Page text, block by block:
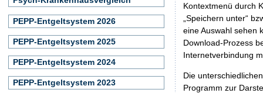
Kontextmenü durch
„Speichern unter“
eine Auswahl sehen
Download-Prozess
Internetverbindung
Die
Programm zur
PEPP-Entgeltsystem 2026
PEPP-Entgeltsystem 2025
PEPP-Entgeltsystem 2024
PEPP-Entgeltsystem 2023